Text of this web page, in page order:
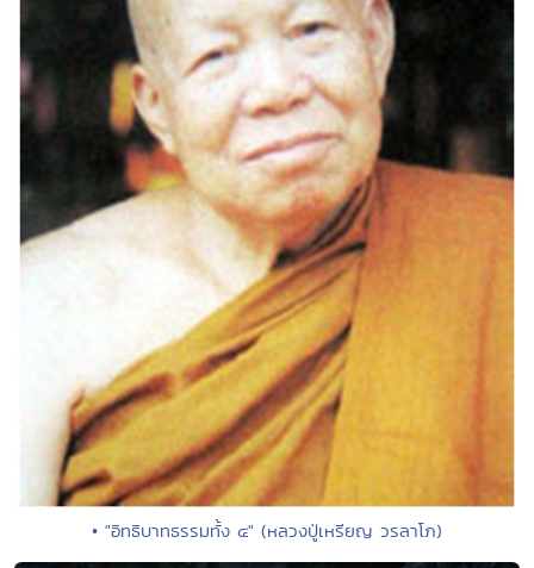
• "อิทธิบาทธรรมทั้ง ๔" (หลวงปู่เหรียญ วรลาโภ)